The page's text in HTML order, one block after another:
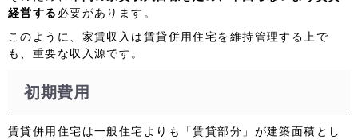
経営する 必要があります。
このように、家賃収入は賃貸併用住宅を維持管理する上で
も、重要な収入源です。
初期費用
賃貸併用住宅は一般住宅よりも「賃貸部分」が建築面積とし